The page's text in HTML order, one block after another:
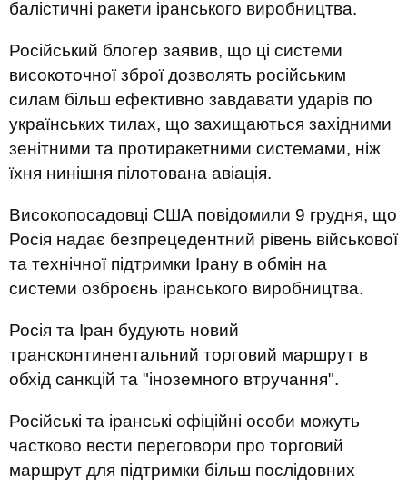
балістичні ракети іранського виробництва.
Російський блогер заявив, що ці системи
високоточної зброї дозволять російським
силам більш ефективно завдавати ударів по
українських тилах, що захищаються західними
зенітними та протиракетними системами, ніж
їхня нинішня пілотована авіація.
Високопосадовці США повідомили 9 грудня, що
Росія надає безпрецедентний рівень військової
та технічної підтримки Ірану в обмін на
системи озброєнь іранського виробництва.
Росія та Іран будують новий
трансконтинентальний торговий маршрут в
обхід санкцій та "іноземного втручання".
Російські та іранські офіційні особи можуть
частково вести переговори про торговий
маршрут для підтримки більш послідовних